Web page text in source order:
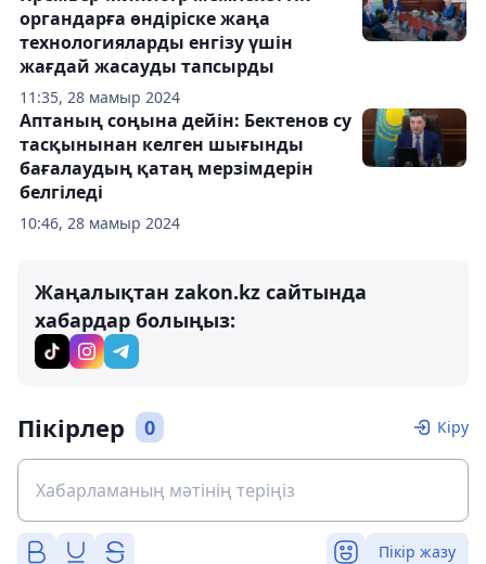
11:35, 28 мамыр 2024
органдарға өндіріске жаңа
технологияларды енгізу үшін
жағдай жасауды тапсырды
10:46, 28 мамыр 2024
Аптаның соңына дейін: Бектенов су
тасқынынан келген шығынды
бағалаудың қатаң мерзімдерін
белгіледі
Жаңалықтан zakon.kz сайтында
хабардар болыңыз:
Пікірлер 0 Кіру
Пікір жазу